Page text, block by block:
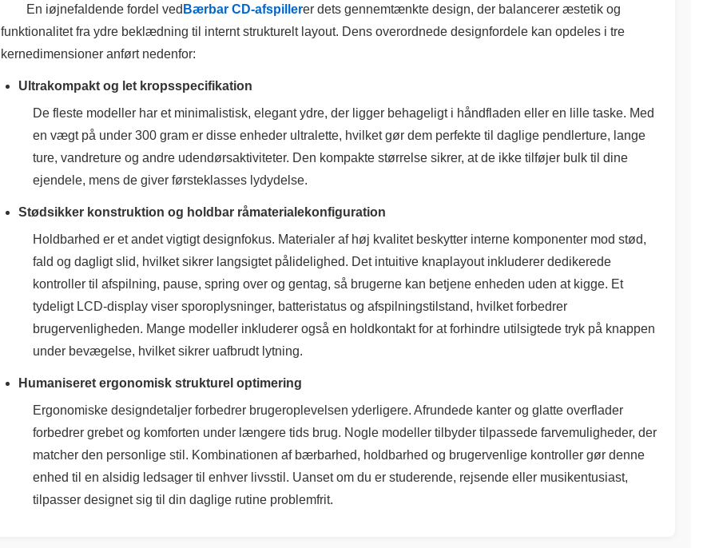
En iøjnefaldende fordel ved Bærbar CD-afspillerer dets gennemtænkte design, der balancerer æstetik og
funktionalitet fra ydre beklædning til internt strukturelt layout. Dens overordnede designfordele kan opdeles i tre
kernedimensioner anført nedenfor:
Ultrakompakt og let kropsspecifikation
De fleste modeller har et minimalistisk, elegant ydre, der ligger behageligt i håndfladen eller en lille taske. Med
en vægt på under 300 gram er disse enheder ultralette, hvilket gør dem perfekte til daglige pendlerture, lange
ture, vandreture og andre udendørsaktiviteter. Den kompakte størrelse sikrer, at de ikke tilføjer bulk til dine
ejendele, mens de giver førsteklasses lydydelse.
Stødsikker konstruktion og holdbar råmaterialekonfiguration
Holdbarhed er et andet vigtigt designfokus. Materialer af høj kvalitet beskytter interne komponenter mod stød,
fald og dagligt slid, hvilket sikrer langsigtet pålidelighed. Det intuitive knaplayout inkluderer dedikerede
kontroller til afspilning, pause, spring over og gentag, så brugerne kan betjene enheden uden at kigge. Et
tydeligt LCD-display viser sporoplysninger, batteristatus og afspilningstilstand, hvilket forbedrer
brugervenligheden. Mange modeller inkluderer også en holdkontakt for at forhindre utilsigtede tryk på knappen
under bevægelse, hvilket sikrer uafbrudt lytning.
Humaniseret ergonomisk strukturel optimering
Ergonomiske designdetaljer forbedrer brugeroplevelsen yderligere. Afrundede kanter og glatte overflader
forbedrer grebet og komforten under længere tids brug. Nogle modeller tilbyder tilpassede farvemuligheder, der
matcher den personlige stil. Kombinationen af ​​bærbarhed, holdbarhed og brugervenlige kontroller gør denne
enhed til en alsidig ledsager til enhver livsstil. Uanset om du er studerende, rejsende eller musikentusiast,
tilpasser designet sig til din daglige rutine problemfrit.